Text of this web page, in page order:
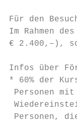
Für den
Im Rahmen
€ 2.400,–),
Infos über
* 60% der
 Personen

 Personen,